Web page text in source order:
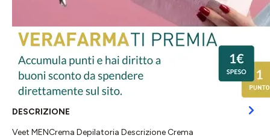
DESCRIZIONE
Veet MENCrema Depilatoria Descrizione Crema